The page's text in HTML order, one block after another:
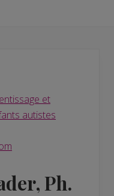
et
autistes
Ph.